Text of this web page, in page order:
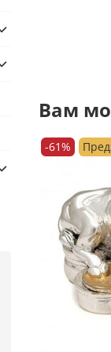
Вам
-61%